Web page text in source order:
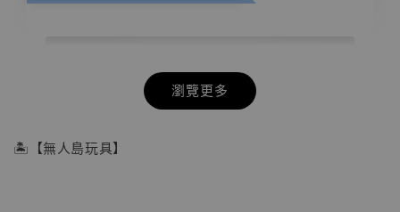
瀏覽更多
🏝【無人島玩具】